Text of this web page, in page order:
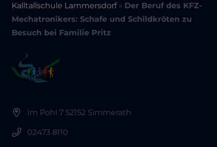
Kalltallschule Lammersdorf» Der Beruf des KFZ-
Mechatronikers: Schafe und Schildkröten zu
Besuch bei Familie Pritz
Im Pohl 7 52152 Simmerath
02473 8110